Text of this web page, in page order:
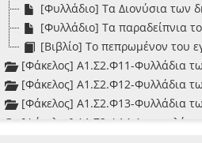
[Φυλλάδιο] Τα Διονύσια των
[Φυλλάδιο] Τα παραδείπνια
[Βιβλίο] Το πεπρωμένον του
[Φάκελος] Α1.Σ2.Φ11-Φυλλάδια
[Φάκελος] Α1.Σ2.Φ12-Φυλλάδια
[Φάκελος] Α1.Σ2.Φ13-Φυλλάδια
[Φάκελος] Α1.Σ2.Φ14-